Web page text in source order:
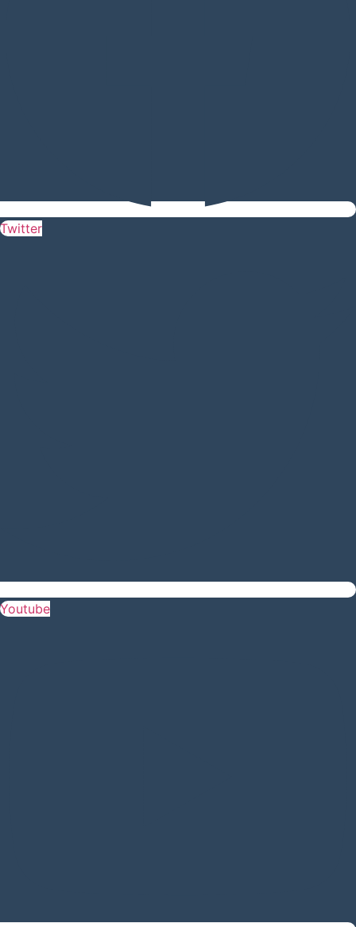
Twitter
Youtube